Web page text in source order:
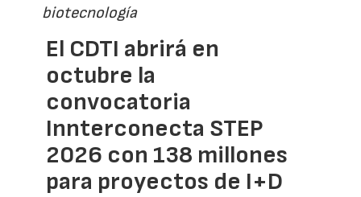
biotecnología
El CDTI abrirá en
octubre la
convocatoria
Innterconecta STEP
2026 con 138 millones
para proyectos de I+D